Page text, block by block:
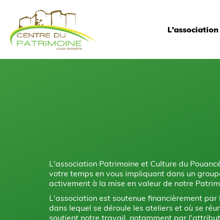
L'association
L'association Patrimoine et Culture du
votre temps en vous impliquant dans un
activement à la mise en valeur de notre
L'association est soutenue financièrement
dans lequel se déroule les ateliers et où se
soutient notre travail, notamment par